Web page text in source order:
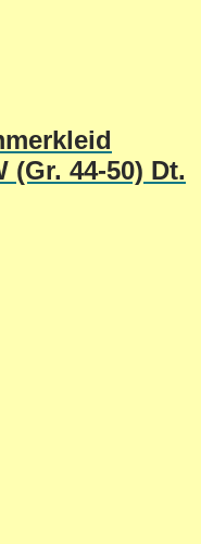
(Gr. 44-50) Dt.